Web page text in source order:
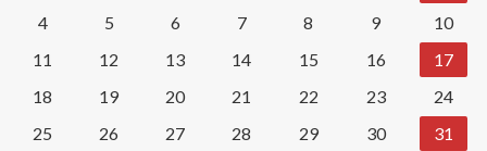
4
5 6 7 8 9
10
11
12 13 14 15 16
17
18
19 20 21 22 23
24
25
26 27 28 29 30
31